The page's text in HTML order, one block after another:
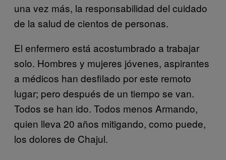
una vez más, la responsabilidad del cuidado
de la salud de cientos de personas.
El enfermero está acostumbrado a trabajar
solo. Hombres y mujeres jóvenes, aspirantes
a médicos han desfilado por este remoto
lugar; pero después de un tiempo se van.
Todos se han ido. Todos menos Armando,
quien lleva 20 años mitigando, como puede,
los dolores de Chajul.